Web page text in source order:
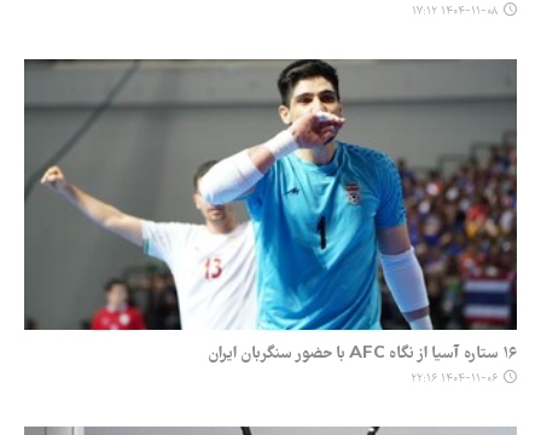
۱۴۰۴-۱۱-۰۸ ۱۷:۱۲
۱۶ ستاره آسیا از نگاه AFC با حضور سنگربان ایران
۱۴۰۴-۱۱-۰۶ ۲۲:۱۶